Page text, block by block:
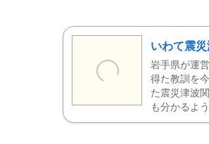
いわて震
岩手県が運
得た教訓を
た震災津波
も分かるよ